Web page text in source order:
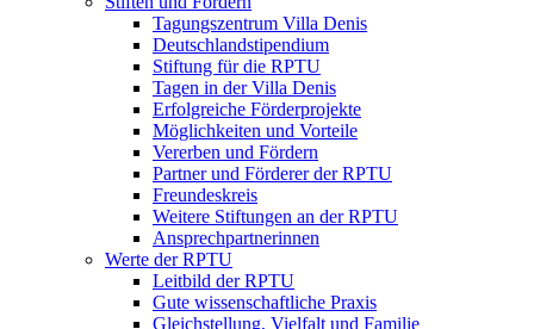
Tagungszentrum Villa Denis
Deutschlandstipendium
Stiftung für die RPTU
Tagen in der Villa Denis
Erfolgreiche Förderprojekte
Möglichkeiten und Vorteile
Vererben und Fördern
Partner und Förderer der RPTU
Freundeskreis
Weitere Stiftungen an der RPTU
Ansprechpartnerinnen
Werte der RPTU
Leitbild der RPTU
Gute wissenschaftliche Praxis
Gleichstellung, Vielfalt und Familie